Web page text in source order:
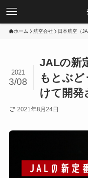
ホーム 航空会社 日本航空（
JALの新
もとぶ
けて開発
2021
3/08
2021年8月24日